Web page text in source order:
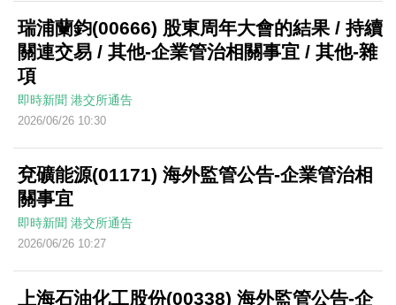
瑞浦蘭鈞(00666) 股東周年大會的結果 / 持續
關連交易 / 其他-企業管治相關事宜 / 其他-雜
項
即時新聞 港交所通告
2026/06/26 10:30
兗礦能源(01171) 海外監管公告-企業管治相
關事宜
即時新聞 港交所通告
2026/06/26 10:27
上海石油化工股份(00338) 海外監管公告-企